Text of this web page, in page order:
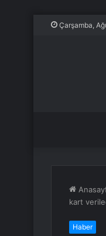
Çarşamba,
kart
Haber